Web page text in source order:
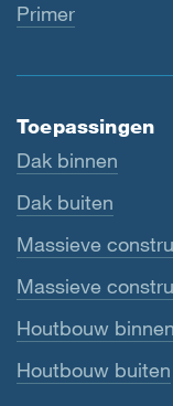
Primer
Toepassingen
Dak binnen
Dak buiten
Massieve
Massieve
Houtbouw binnen
Houtbouw buiten